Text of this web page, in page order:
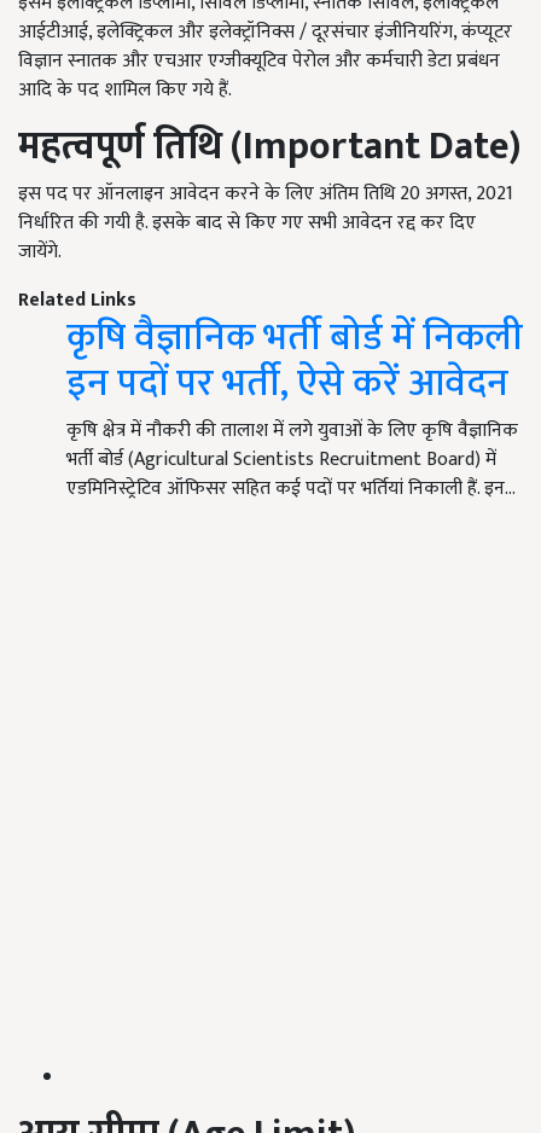
आईटीआई, इलेक्ट्रिकल और इलेक्ट्रॉनिक्स / दूरसंचार इंजीनियरिंग, कंप्यूटर
विज्ञान स्नातक और एचआर एग्जीक्यूटिव पेरोल और कर्मचारी डेटा प्रबंधन
आदि के पद शामिल किए गये हैं.
महत्वपूर्ण तिथि (Important Date)
इस पद पर ऑनलाइन आवेदन करने के लिए अंतिम तिथि 20 अगस्त, 2021
निर्धारित की गयी है. इसके बाद से किए गए सभी आवेदन रद्द कर दिए
जायेंगे.
Related Links
कृषि वैज्ञानिक भर्ती बोर्ड में निकली
इन पदों पर भर्ती, ऐसे करें आवेदन
कृषि क्षेत्र में नौकरी की तालाश में लगे युवाओं के लिए कृषि वैज्ञानिक
भर्ती बोर्ड (Agricultural Scientists Recruitment Board) में
एडमिनिस्ट्रेटिव ऑफिसर सहित कई पदों पर भर्तियां निकाली हैं. इन…